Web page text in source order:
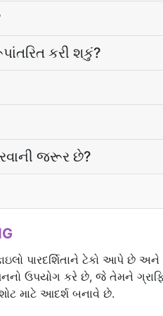
કરી શકું?
જરૂર છે?
પારદર્શિતાને ટેકો આપે છે
ઉપયોગ કરે છે, જે તેમને
માટે આદર્શ બનાવે છે.